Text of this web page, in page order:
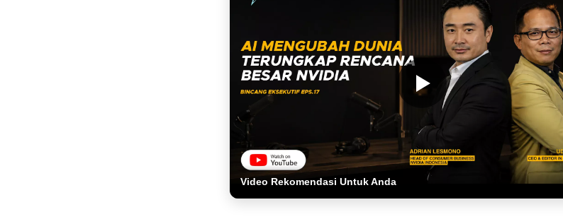
Video Rekomendasi Untuk Anda